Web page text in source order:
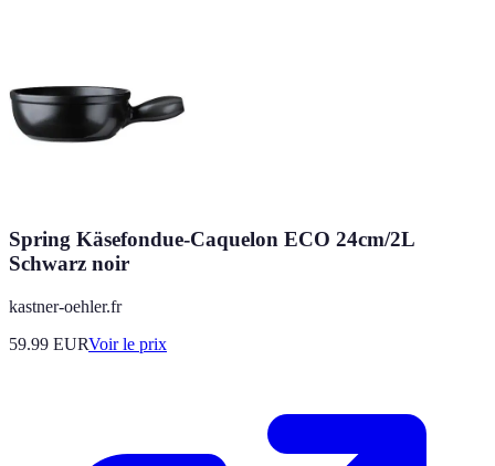
Spring Käsefondue-Caquelon ECO 24cm/2L
Schwarz noir
kastner-oehler.fr
59.99 EURVoir le prix